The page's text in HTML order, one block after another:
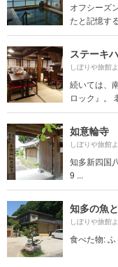
オフシーズ
たと記憶す
ステーキ
しぼりや旅館
続いては、
ロック』。
如意輪寺
しぼりや旅館
知多新四国
9 ...
知多の魚
しぼりや旅館
食べた物: